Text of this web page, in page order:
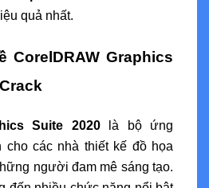
quả nhất.
CorelDRAW Graphics
Suite 2020là bộ ứng
cho các nhà thiết kế đồ họa
người đam mê sáng tạo.